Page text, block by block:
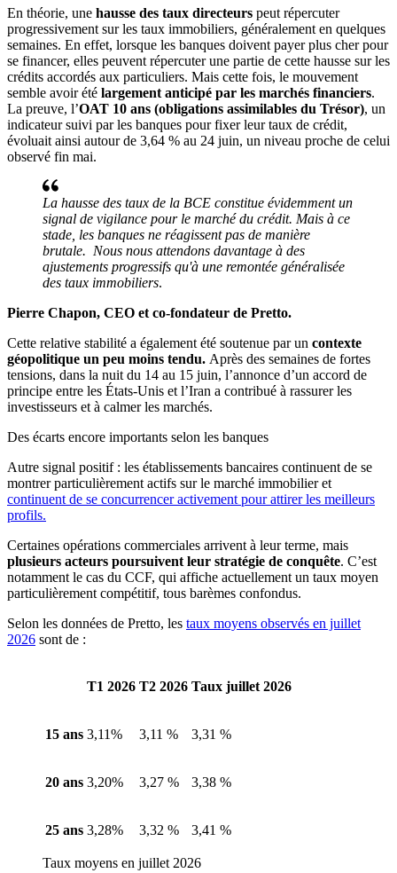
En théorie, une hausse des taux directeurs peut répercuter
progressivement sur les taux immobiliers, généralement en quelques
semaines. En effet, lorsque les banques doivent payer plus cher pour
se financer, elles peuvent répercuter une partie de cette hausse sur les
crédits accordés aux particuliers. Mais cette fois, le mouvement
semble avoir été largement anticipé par les marchés financiers.
La preuve, l’OAT 10 ans (obligations assimilables du Trésor), un
indicateur suivi par les banques pour fixer leur taux de crédit,
évoluait ainsi autour de 3,64 % au 24 juin, un niveau proche de celui
observé fin mai.
La hausse des taux de la BCE constitue évidemment un
signal de vigilance pour le marché du crédit. Mais à ce
stade, les banques ne réagissent pas de manière
brutale. Nous nous attendons davantage à des
ajustements progressifs qu'à une remontée généralisée
des taux immobiliers.
Pierre Chapon, CEO et co-fondateur de Pretto.
Cette relative stabilité a également été soutenue par un contexte
géopolitique un peu moins tendu. Après des semaines de fortes
tensions, dans la nuit du 14 au 15 juin, l’annonce d’un accord de
principe entre les États-Unis et l’Iran a contribué à rassurer les
investisseurs et à calmer les marchés.
Des écarts encore importants selon les banques
Autre signal positif : les établissements bancaires continuent de se
montrer particulièrement actifs sur le marché immobilier et
continuent de se concurrencer activement pour attirer les meilleurs
profils.
Certaines opérations commerciales arrivent à leur terme, mais
plusieurs acteurs poursuivent leur stratégie de conquête. C’est
notamment le cas du CCF, qui affiche actuellement un taux moyen
particulièrement compétitif, tous barèmes confondus.
Selon les données de Pretto, les taux moyens observés en juillet
2026 sont de :
T1 2026 T2 2026 Taux juillet 2026
15 ans 3,11% 3,11 % 3,31 %
20 ans 3,20% 3,27 % 3,38 %
25 ans 3,28% 3,32 % 3,41 %
Taux moyens en juillet 2026